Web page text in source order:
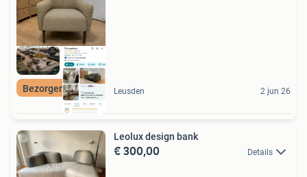
Bezorgen Mogelijk Leusden 2 jun 26
Leolux design bank
€ 300,00 Details